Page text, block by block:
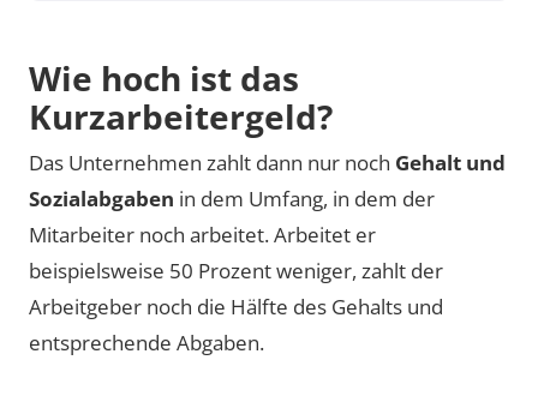
Wie hoch ist das
Kurzarbeitergeld?
Das Unternehmen zahlt dann nur noch Gehalt und
Sozialabgaben in dem Umfang, in dem der
Mitarbeiter noch arbeitet. Arbeitet er
beispielsweise 50 Prozent weniger, zahlt der
Arbeitgeber noch die Hälfte des Gehalts und
entsprechende Abgaben.